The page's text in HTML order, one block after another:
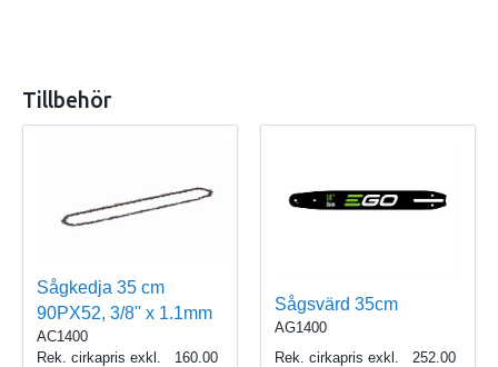
Tillbehör
Sågkedja 35 cm
90PX52, 3/8'' x 1.1mm
AC1400
Rek. cirkapris exkl.
160.00
Sågsvärd 35cm
AG1400
Rek. cirkapris exkl.
252.00